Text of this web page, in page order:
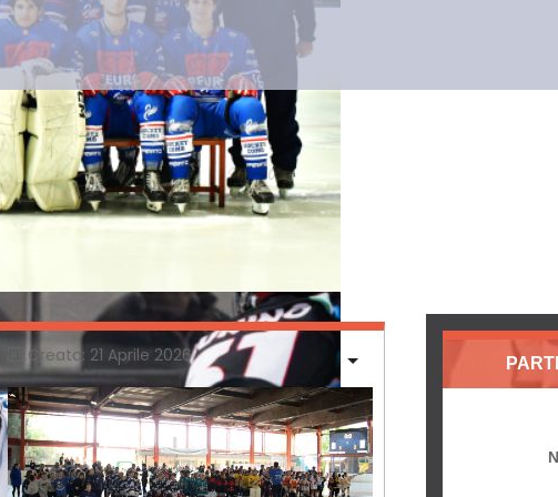
Creato: 21 Aprile 2026